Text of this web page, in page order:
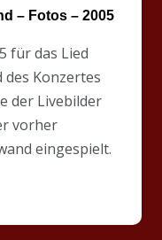
– Fotos – 2005
für das Lied
des Konzertes
der Livebilder
vorher
eingespielt.